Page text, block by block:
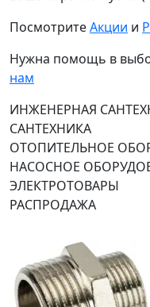
ПосмотритеАкции и
Нужна помощь в
нам
ИНЖЕНЕРНАЯ
САНТЕХНИКА
ОТОПИТЕЛЬНОЕ
НАСОСНОЕ
ЭЛЕКТРОТОВАРЫ
РАСПРОДАЖА